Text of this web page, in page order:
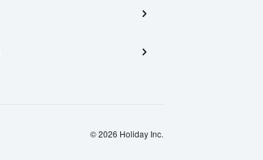
© 2026 Holiday Inc.